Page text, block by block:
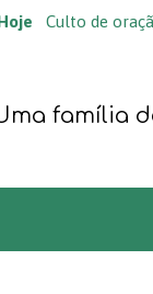
Culto de
família